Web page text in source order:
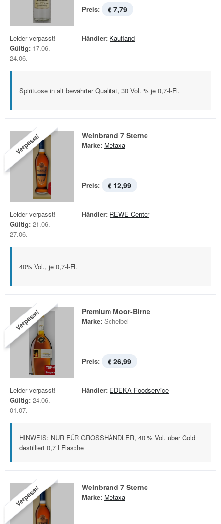
Preis: € 7,79
Leider verpasst!
Gültig: 17.06. -
24.06.
Händler: Kaufland
Spirituose in alt bewährter Qualität, 30 Vol. % je 0,7-l-Fl.
Verpasst! Weinbrand 7 Sterne
Marke: Metaxa
Preis: € 12,99
Leider verpasst!
Gültig: 21.06. -
27.06.
Händler: REWE Center
40% Vol., je 0,7-l-Fl.
Verpasst! Premium Moor-Birne
Marke: Scheibel
Preis: € 26,99
Leider verpasst!
Gültig: 24.06. -
01.07.
Händler: EDEKA Foodservice
HINWEIS: NUR FÜR GROSSHÄNDLER, 40 % Vol. über Gold
destilliert 0,7 l Flasche
Verpasst! Weinbrand 7 Sterne
Marke: Metaxa